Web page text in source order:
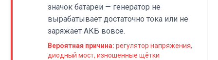
значок батареи — генератор не
вырабатывает достаточно тока или не
заряжает АКБ вовсе.
Вероятная причина: регулятор напряжения,
диодный мост, изношенные щётки